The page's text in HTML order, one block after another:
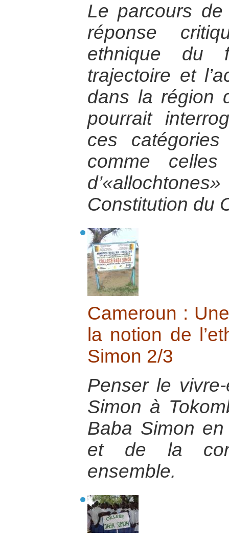
Le parcours
réponse
ethnique du
trajectoire et
dans la région
pourrait
ces
comme celles
Constitution du
Cameroun :
la notion de
Simon 2/3
Penser le
Simon à
Baba Simon en
et de la
ensemble.